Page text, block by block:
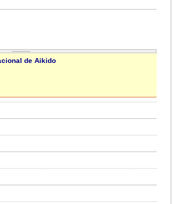
de Aikido